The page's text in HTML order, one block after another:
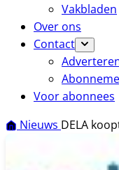
Vakbladen
Over ons
Contact
Voor abonnees
Nieuws DELA